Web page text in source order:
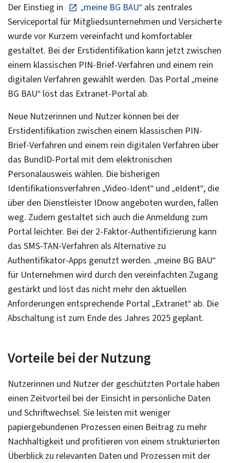
Der Einstieg in „meine BG BAU“ als zentrales
Serviceportal für Mitgliedsunternehmen und Versicherte
wurde vor Kurzem vereinfacht und komfortabler
gestaltet. Bei der Erstidentifikation kann jetzt zwischen
einem klassischen PIN-Brief-Verfahren und einem rein
digitalen Verfahren gewählt werden. Das Portal „meine
BG BAU“ löst das Extranet-Portal ab.
Neue Nutzerinnen und Nutzer können bei der
Erstidentifikation zwischen einem klassischen PIN-
Brief-Verfahren und einem rein digitalen Verfahren über
das BundID-Portal mit dem elektronischen
Personalausweis wählen. Die bisherigen
Identifikationsverfahren „Video-Ident“ und „eIdent“, die
über den Dienstleister IDnow angeboten wurden, fallen
weg. Zudem gestaltet sich auch die Anmeldung zum
Portal leichter. Bei der 2-Faktor-Authentifizierung kann
das SMS-TAN-Verfahren als Alternative zu
Authentifikator-Apps genutzt werden. „meine BG BAU“
für Unternehmen wird durch den vereinfachten Zugang
gestärkt und löst das nicht mehr den aktuellen
Anforderungen entsprechende Portal „Extranet“ ab. Die
Abschaltung ist zum Ende des Jahres 2025 geplant.
Vorteile bei der Nutzung
Nutzerinnen und Nutzer der geschützten Portale haben
einen Zeitvorteil bei der Einsicht in persönliche Daten
und Schriftwechsel. Sie leisten mit weniger
papiergebundenen Prozessen einen Beitrag zu mehr
Nachhaltigkeit und profitieren von einem strukturierten
Überblick zu relevanten Daten und Prozessen mit der